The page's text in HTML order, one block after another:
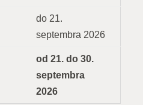
do 21.
septembra 2026
od 21. do 30.
septembra
2026